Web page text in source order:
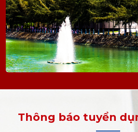
Thông báo tuyển